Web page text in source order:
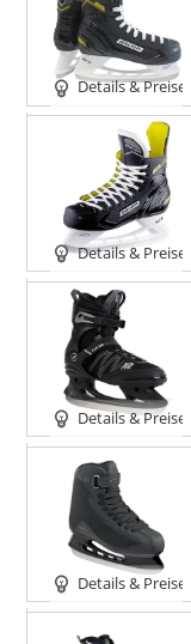
Details & Preise
Details & Preise
Details & Preise
Details & Preise